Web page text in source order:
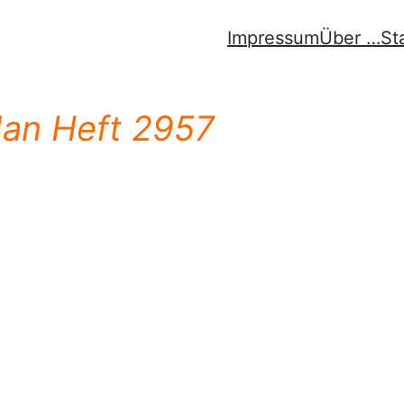
ImpressumÜber …
Heft 2957